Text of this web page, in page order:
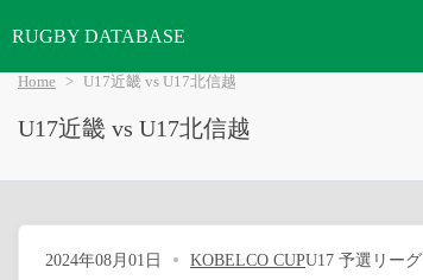
RUGBY DATABASE
Home U17近畿 vs U17北信越
U17近畿 vs U17北信越
2024年08月01日 KOBELCO CUPU17 予選リーグ